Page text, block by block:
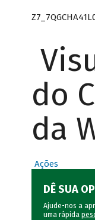
do
da
Ações
DÊ SUA
Ajude-nos a
uma rápida